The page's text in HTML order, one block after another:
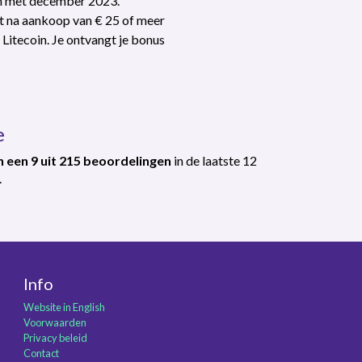
aankoop van € 25 of meer
Je ontvangt je bonus
9 uit 215 beoordelingen in de laatste 12
Info
Website in English
Voorwaarden
Privacy beleid
Contact